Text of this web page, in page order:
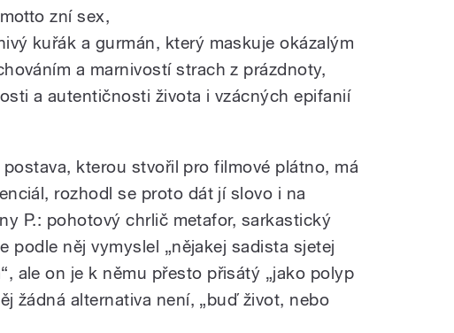
zní sex,
kuřák a gurmán, který maskuje okázalým
a marnivostí strach z prázdnoty,
a autentičnosti života i vzácných epifanií
kterou stvořil pro filmové plátno, má
rozhodl se proto dát jí slovo i na
P.: pohotový chrlič metafor, sarkastický
podle něj vymyslel „nějakej sadista sjetej
ale on je k němu přesto přisátý „jako polyp
žádná alternativa není, „buď život, nebo